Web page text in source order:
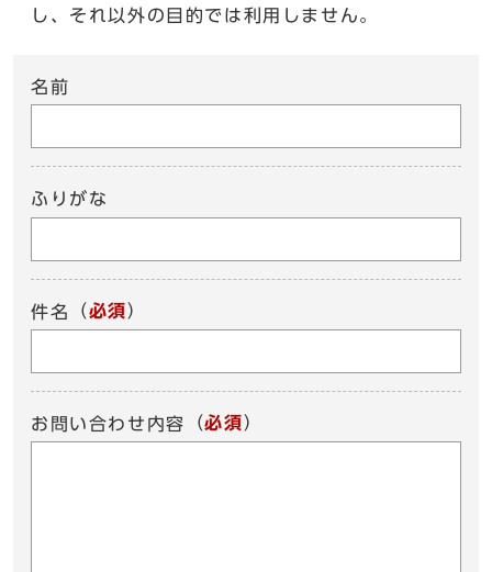
し、それ以外の目的では利用しません。
名前
ふりがな
件名 （必須）
お問い合わせ内容 （必須）